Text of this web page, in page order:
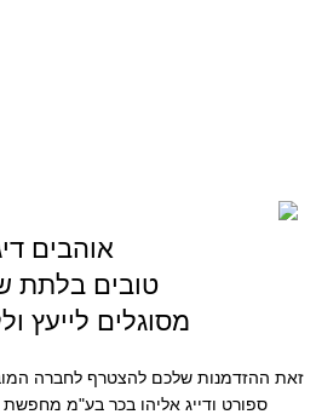
אוהבים
טובים בלתת
מסוגלים לייעץ
זאת ההזדמנות שלכם להצטרף לחברה
ספורט ודייג אליהו בכר בע"מ מחפשת